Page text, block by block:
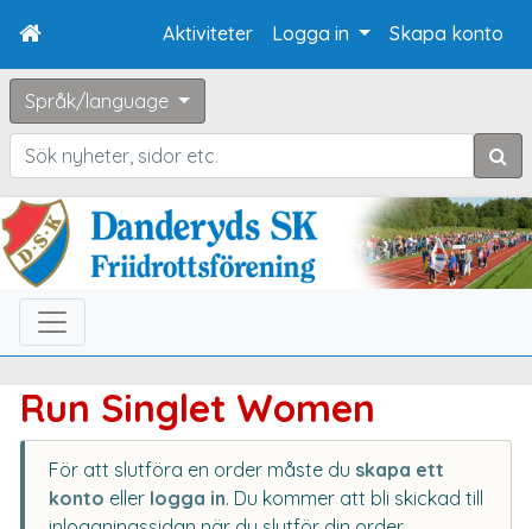
Aktiviteter Logga in Skapa konto
Språk/language
Sök
Run Singlet Women
För att slutföra en order måste du skapa ett
konto eller logga in. Du kommer att bli skickad till